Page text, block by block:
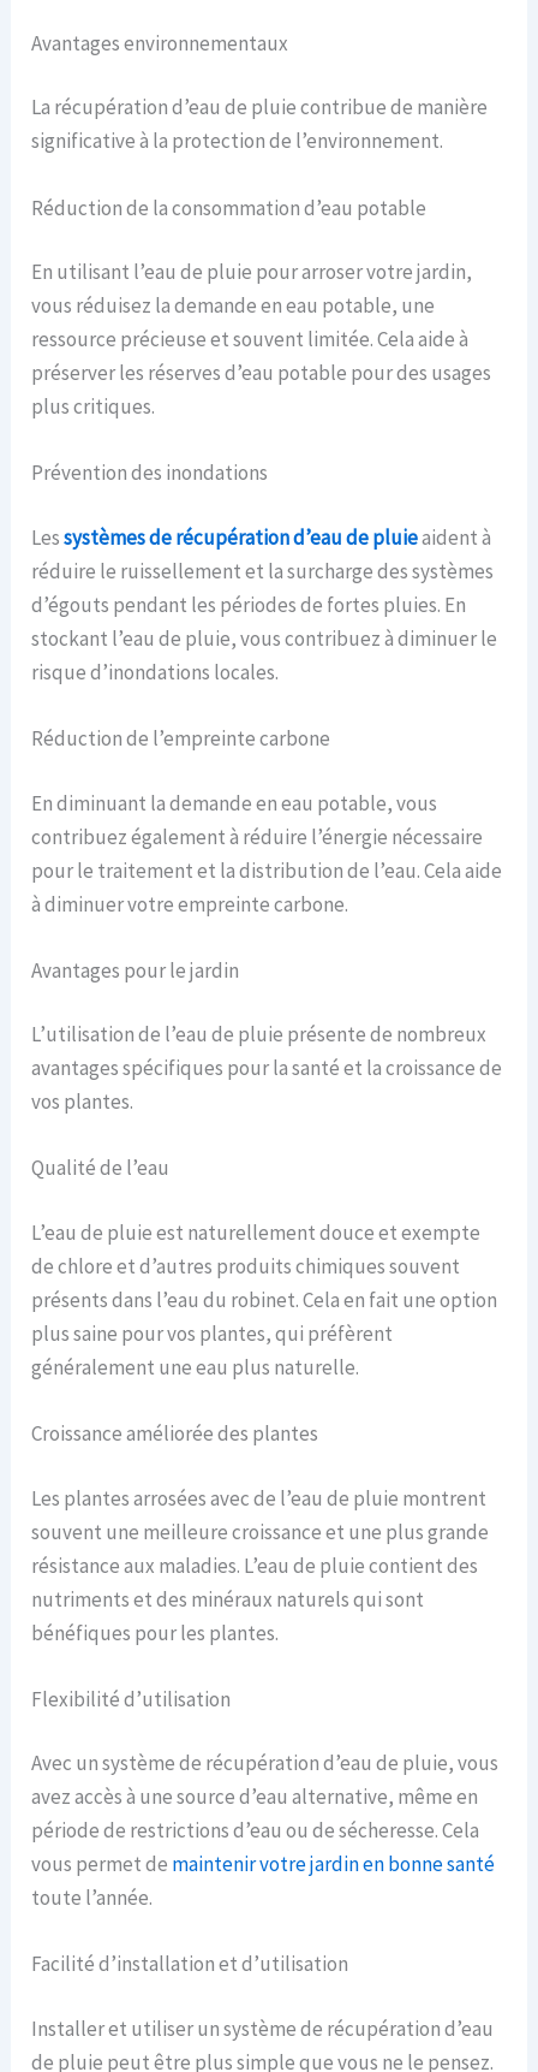
Avantages environnementaux
La récupération d’eau de pluie contribue de manière
significative à la protection de l’environnement.
Réduction de la consommation d’eau potable
En utilisant l’eau de pluie pour arroser votre jardin,
vous réduisez la demande en eau potable, une
ressource précieuse et souvent limitée. Cela aide à
préserver les réserves d’eau potable pour des usages
plus critiques.
Prévention des inondations
Lessystèmes de récupération d’eau de pluieaident à
réduire le ruissellement et la surcharge des systèmes
d’égouts pendant les périodes de fortes pluies. En
stockant l’eau de pluie, vous contribuez à diminuer le
risque d’inondations locales.
Réduction de l’empreinte carbone
En diminuant la demande en eau potable, vous
contribuez également à réduire l’énergie nécessaire
pour le traitement et la distribution de l’eau. Cela aide
à diminuer votre empreinte carbone.
Avantages pour le jardin
L’utilisation de l’eau de pluie présente de nombreux
avantages spécifiques pour la santé et la croissance de
vos plantes.
Qualité de l’eau
L’eau de pluie est naturellement douce et exempte
de chlore et d’autres produits chimiques souvent
présents dans l’eau du robinet. Cela en fait une option
plus saine pour vos plantes, qui préfèrent
généralement une eau plus naturelle.
Croissance améliorée des plantes
Les plantes arrosées avec de l’eau de pluie montrent
souvent une meilleure croissance et une plus grande
résistance aux maladies. L’eau de pluie contient des
nutriments et des minéraux naturels qui sont
bénéfiques pour les plantes.
Flexibilité d’utilisation
Avec un système de récupération d’eau de pluie, vous
avez accès à une source d’eau alternative, même en
période de restrictions d’eau ou de sécheresse. Cela
vous permet de maintenir votre jardin en bonne santé
toute l’année.
Facilité d’installation et d’utilisation
Installer et utiliser un système de récupération d’eau
de pluie peut être plus simple que vous ne le pensez.